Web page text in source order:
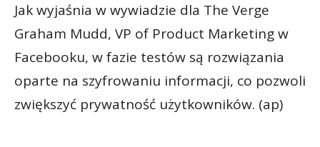
Jak wyjaśnia w wywiadzie dla The Verge
Graham Mudd, VP of Product Marketing w
Facebooku, w fazie testów są rozwiązania
oparte na szyfrowaniu informacji, co pozwoli
zwiększyć prywatność użytkowników. (ap)